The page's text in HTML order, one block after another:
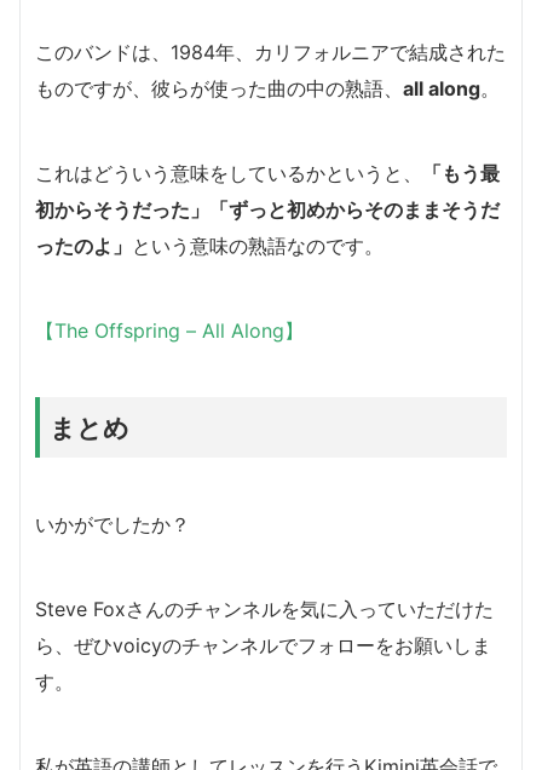
このバンドは、1984年、カリフォルニアで結成された
ものですが、彼らが使った曲の中の熟語、 all along。
これはどういう意味をしているかというと、
「もう最
初からそうだった」「ずっと初めからそのままそうだ
ったのよ」 という意味の熟語なのです。
【The Offspring – All Along】
まとめ
いかがでしたか？
Steve Foxさんのチャンネルを気に入っていただけた
ら、ぜひvoicyのチャンネルでフォローをお願いしま
す。